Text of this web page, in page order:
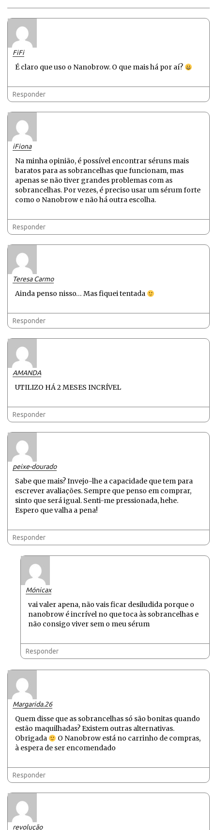
FiFi
É claro que uso o Nanobrow. O que mais há por aí?
Responder
iFiona
Na minha opinião, é possível encontrar séruns mais
baratos para as sobrancelhas que funcionam, mas
apenas se não tiver grandes problemas com as
sobrancelhas. Por vezes, é preciso usar um sérum forte
como o Nanobrow e não há outra escolha.
Responder
Teresa Carmo
Ainda penso nisso… Mas fiquei tentada
Responder
AMANDA
UTILIZO HÁ 2 MESES INCRÍVEL
Responder
peixe-dourado
Sabe que mais? Invejo-lhe a capacidade que tem para
escrever avaliações. Sempre que penso em comprar,
sinto que será igual. Senti-me pressionada, hehe.
Espero que valha a pena!
Responder
Mónicax
vai valer apena, não vais ficar desiludida porque o
nanobrow é incrível no que toca às sobrancelhas e
não consigo viver sem o meu sérum
Responder
Margarida.26
Quem disse que as sobrancelhas só são bonitas quando
estão maquilhadas? Existem outras alternativas.
Obrigada
O Nanobrow está no carrinho de compras,
à espera de ser encomendado
Responder
revolução